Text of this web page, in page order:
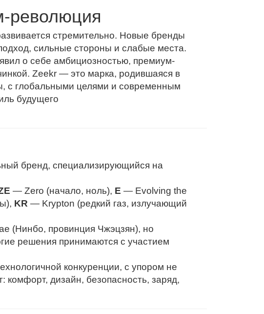
революция
стремительно. Новые бренды
сильные стороны и слабые места.
о себе амбициозностью, премиум-
Zeekr — это марка, родившаяся в
с глобальными целями и современным
будущего
бренд, специализирующийся на
— Zero (начало, ноль), E — Evolving the
KR — Krypton (редкий газ, излучающий
(Нинбо, провинция Чжэцзян), но
решения принимаются с участием
конкуренции, с упором не
комфорт, дизайн, безопасность, заряд,